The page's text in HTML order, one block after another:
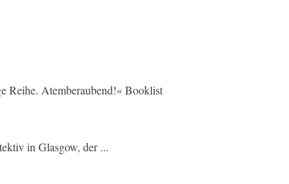
Reihe. Atemberaubend!« Booklist
in Glasgow, der ...